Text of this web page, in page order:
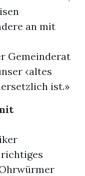
an mit
Gemeinderat
‹altes
ist.»
richtiges